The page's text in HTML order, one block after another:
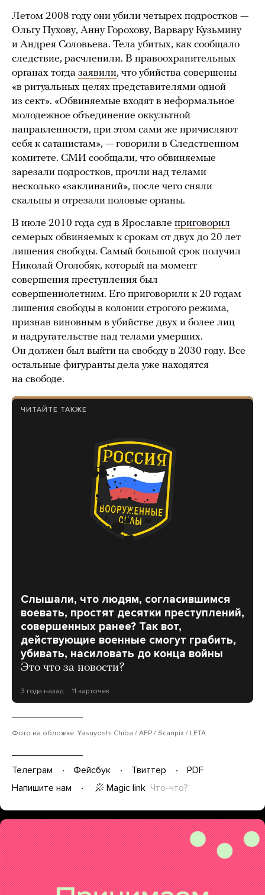
Летом 2008 году они убили четырех подростков —
Ольгу Пухову, Анну Горохову, Варвару Кузьмину
и Андрея Соловьева. Тела убитых, как сообщало
следствие, расчленили. В правоохранительных
органах тогда заявили, что убийства совершены
«в ритуальных целях представителями одной
из сект». «Обвиняемые входят в неформальное
молодежное объединение оккультной
направленности, при этом сами же причисляют
себя к сатанистам», — говорили в Следственном
комитете. СМИ сообщали, что обвиняемые
зарезали подростков, прочли над телами
несколько «заклинаний», после чего сняли
скальпы и отрезали половые органы.
В июле 2010 года суд в Ярославле приговорил
семерых обвиняемых к срокам от двух до 20 лет
лишения свободы. Самый большой срок получил
Николай Оголобяк, который на момент
совершения преступления был
совершеннолетним. Его приговорили к 20 годам
лишения свободы в колонии строгого режима,
признав виновным в убийстве двух и более лиц
и надругательстве над телами умерших.
Он должен был выйти на свободу в 2030 году. Все
остальные фигуранты дела уже находятся
на свободе.
ЧИТАЙТЕ ТАКЖЕ
Слышали, что людям, согласившимся
воевать, простят десятки преступлений,
совершенных ранее? Так вот,
действующие военные смогут грабить,
убивать, насиловать до конца войны
Это что за новости?
3 года назад 11 карточек
Фото на обложке: Yasuyoshi Chiba / AFP / Scanpix / LETA
Телеграм Фейсбук Твиттер
PDF
Напишите нам
Magic link Что-что?